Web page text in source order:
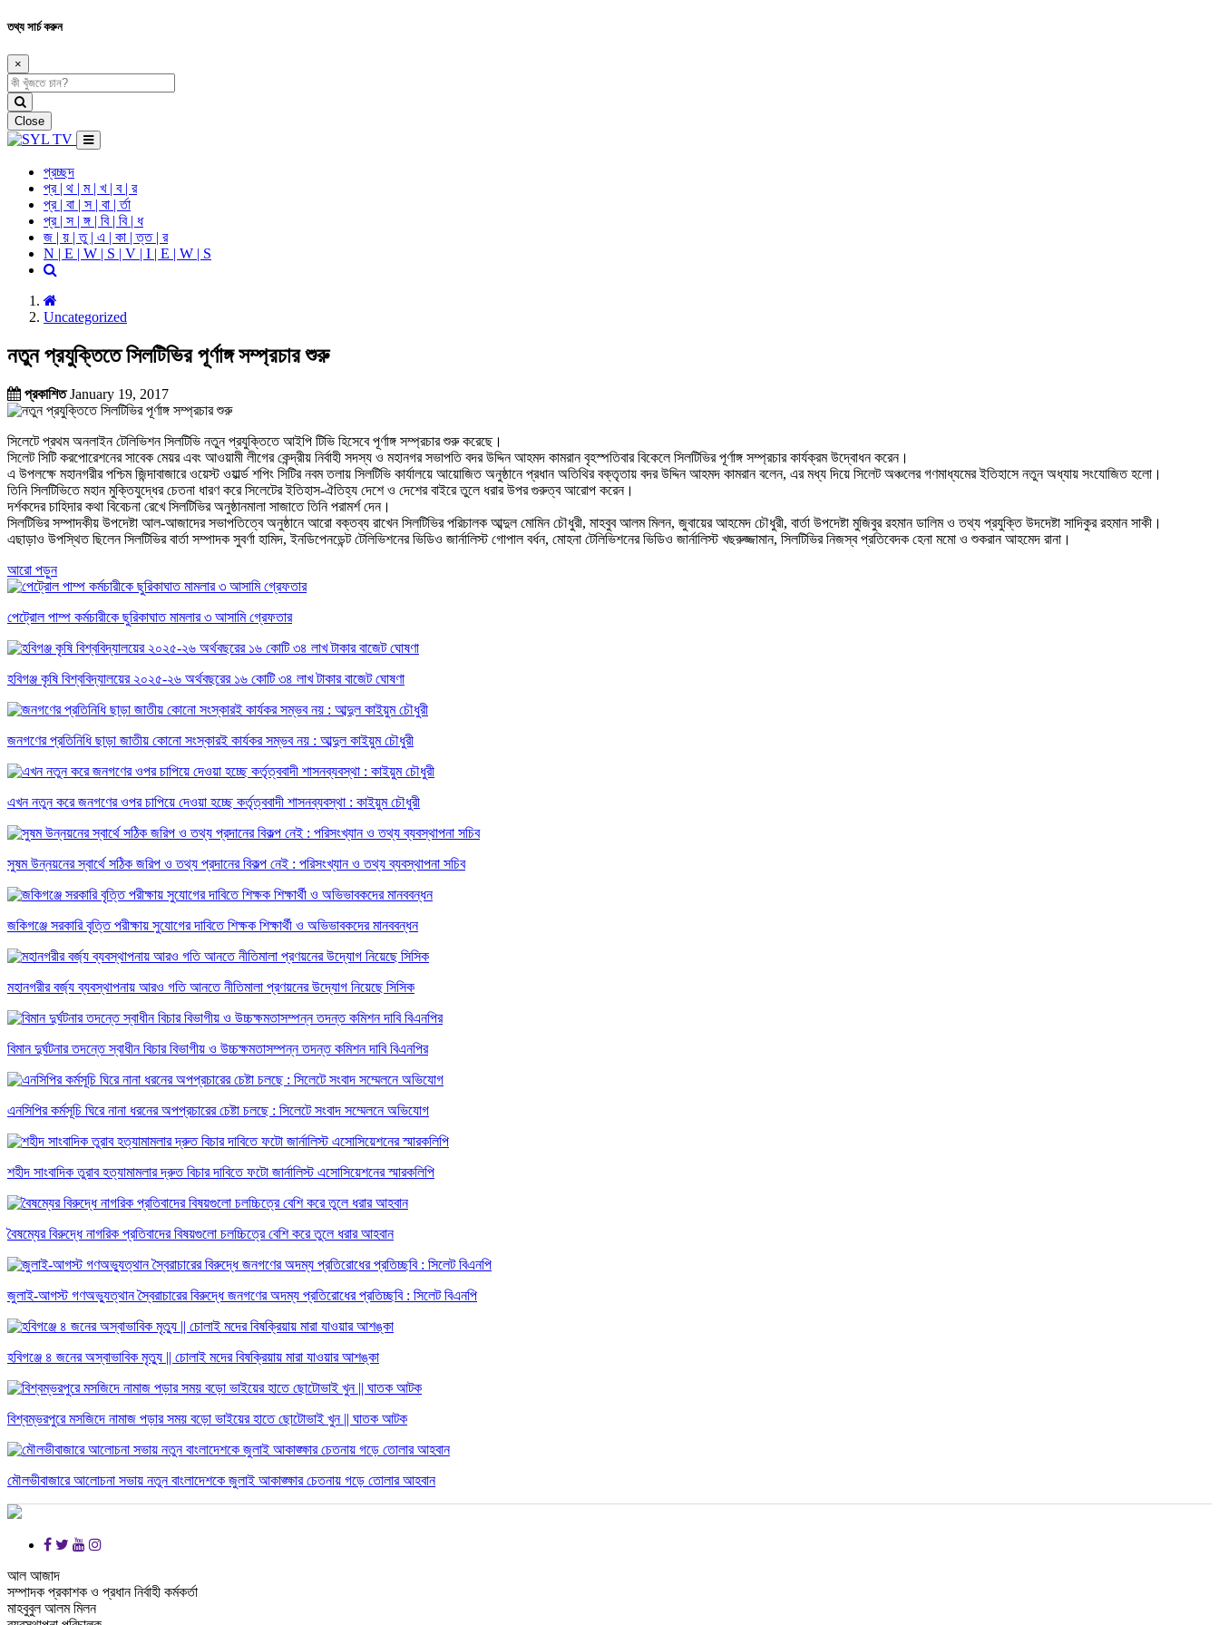
তথ্য সার্চ করুন
×
Close
প্রচ্ছদ
প্র | থ | ম | খ | ব | র
প্র | বা | স | বা | র্তা
প্র | স | ঙ্গ | বি | বি | ধ
জ | য় | তু | এ | কা | ত্ত | র
N | E | W | S | V | I | E | W | S
Uncategorized
নতুন প্রযুক্তিতে সিলটিভির পূর্ণাঙ্গ সম্প্রচার শুরু
প্রকাশিতJanuary 19, 2017
সিলেটে প্রথম অনলাইন টেলিভিশন সিলটিভি নতুন প্রযুক্তিতে আইপি টিভি হিসেবে পূর্ণাঙ্গ সম্প্রচার শুরু করেছে।
সিলেট সিটি করপোরেশনের সাবেক মেয়র এবং আওয়ামী লীগের কেন্দ্রীয় নির্বাহী সদস্য ও মহানগর সভাপতি বদর উদ্দিন আহমদ কামরান বৃহস্পতিবার বিকেলে সিলটিভির পূর্ণাঙ্গ সম্প্রচার কার্যক্রম উদ্বোধন করেন।
এ উপলক্ষে মহানগরীর পশ্চিম জিন্দাবাজারে ওয়েস্ট ওয়ার্ল্ড শপিং সিটির নবম তলায় সিলটিভি কার্যালয়ে আয়োজিত অনুষ্ঠানে প্রধান অতিথির বক্তৃতায় বদর উদ্দিন আহমদ কামরান বলেন, এর মধ্য দিয়ে সিলেট অঞ্চলের গণমাধ্যমের ইতিহাসে নতুন অধ্যায় সংযোজিত হলো।
তিনি সিলটিভিতে মহান মুক্তিযুদ্ধের চেতনা ধারণ করে সিলেটের ইতিহাস-ঐতিহ্য দেশে ও দেশের বাইরে তুলে ধরার উপর গুরুত্ব আরোপ করেন।
দর্শকদের চাহিদার কথা বিবেচনা রেখে সিলটিভির অনুষ্ঠানমালা সাজাতে তিনি পরামর্শ দেন।
সিলটিভির সম্পাদকীয় উপদেষ্টা আল-আজাদের সভাপতিত্বে অনুষ্ঠানে আরো বক্তব্য রাখেন সিলটিভির পরিচালক আব্দুল মোমিন চৌধুরী, মাহবুব আলম মিলন, জুবায়ের আহমেদ চৌধুরী, বার্তা উপদেষ্টা মুজিবুর রহমান ডালিম ও তথ্য প্রযুক্তি উদদেষ্টা সাদিকুর রহমান সাকী।
এছাড়াও উপস্থিত ছিলেন সিলটিভির বার্তা সম্পাদক সুবর্ণা হামিদ, ইনডিপেনডেন্ট টেলিভিশনের ভিডিও জার্নালিস্ট গোপাল বর্ধন, মোহনা টেলিভিশনের ভিডিও জার্নালিস্ট খছরুজ্জামান, সিলটিভির নিজস্ব প্রতিবেদক হেনা মমো ও শুকরান আহমেদ রানা।
আরো পড়ুন
পেট্রোল পাম্প কর্মচারীকে ছুরিকাঘাত মামলার ৩ আসামি গ্রেফতার
হবিগঞ্জ কৃষি বিশ্ববিদ্যালয়ের ২০২৫-২৬ অর্থবছরের ১৬ কোটি ৩৪ লাখ টাকার বাজেট ঘোষণা
জনগণের প্রতিনিধি ছাড়া জাতীয় কোনো সংস্কারই কার্যকর সম্ভব নয় : আব্দুল কাইয়ুম চৌধুরী
এখন নতুন করে জনগণের ওপর চাপিয়ে দেওয়া হচ্ছে কর্তৃত্ববাদী শাসনব্যবস্থা : কাইয়ুম চৌধুরী
সুষম উন্নয়নের স্বার্থে সঠিক জরিপ ও তথ্য প্রদানের বিকল্প নেই : পরিসংখ্যান ও তথ্য ব্যবস্থাপনা সচিব
জকিগঞ্জে সরকারি বৃত্তি পরীক্ষায় সুযোগের দাবিতে শিক্ষক শিক্ষার্থী ও অভিভাবকদের মানববন্ধন
মহানগরীর বর্জ্য ব্যবস্থাপনায় আরও গতি আনতে নীতিমালা প্রণয়নের উদ্যোগ নিয়েছে সিসিক
বিমান দুর্ঘটনার তদন্তে স্বাধীন বিচার বিভাগীয় ও উচ্চক্ষমতাসম্পন্ন তদন্ত কমিশন দাবি বিএনপির
এনসিপির কর্মসূচি ঘিরে নানা ধরনের অপপ্রচারের চেষ্টা চলছে : সিলেটে সংবাদ সম্মেলনে অভিযোগ
শহীদ সাংবাদিক তুরাব হত্যামামলার দ্রুত বিচার দাবিতে ফটো জার্নালিস্ট এসোসিয়েশনের স্মারকলিপি
বৈষম্যের বিরুদ্ধে নাগরিক প্রতিবাদের বিষয়গুলো চলচ্চিত্রে বেশি করে তুলে ধরার আহবান
জুলাই-আগস্ট গণঅভ্যুত্থান স্বৈরাচারের বিরুদ্ধে জনগণের অদম্য প্রতিরোধের প্রতিচ্ছবি : সিলেট বিএনপি
হবিগঞ্জে ৪ জনের অস্বাভাবিক মৃত্যু || চোলাই মদের বিষক্রিয়ায় মারা যাওয়ার আশঙ্কা
বিশ্বম্ভরপুরে মসজিদে নামাজ পড়ার সময় বড়ো ভাইয়ের হাতে ছোটোভাই খুন || ঘাতক আটক
মৌলভীবাজারে আলোচনা সভায় নতুন বাংলাদেশকে জুলাই আকাঙ্ক্ষার চেতনায় গড়ে তোলার আহবান
আল আজাদ
সম্পাদক প্রকাশক ও প্রধান নির্বাহী কর্মকর্তা
মাহবুবুল আলম মিলন